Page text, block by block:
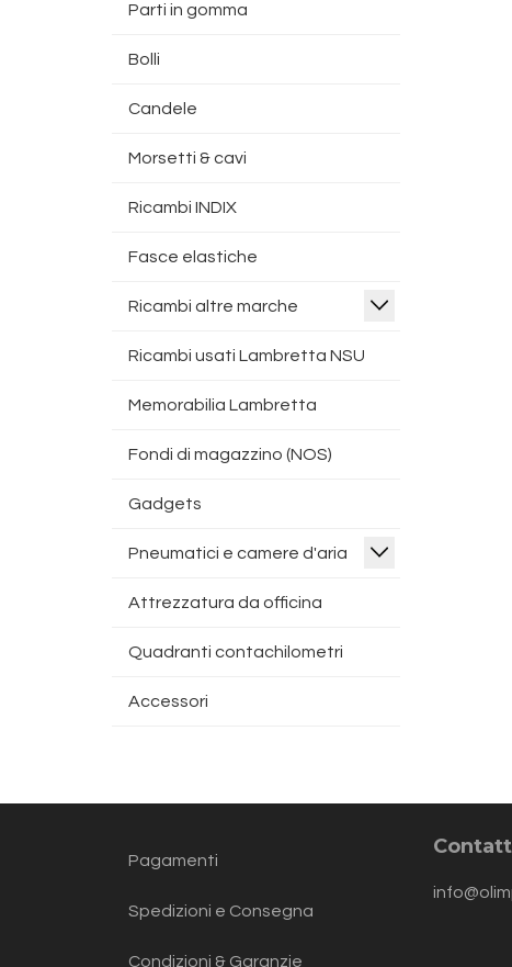
Parti in gomma
Bolli
Candele
Morsetti & cavi
Ricambi INDIX
Fasce elastiche
Ricambi altre marche
Ricambi usati Lambretta NSU
Memorabilia Lambretta
Fondi di magazzino (NOS)
Gadgets
Pneumatici e camere d'aria
Attrezzatura da officina
Quadranti contachilometri
Accessori
Pagamenti
Spedizioni e Consegna
Condizioni & Garanzie